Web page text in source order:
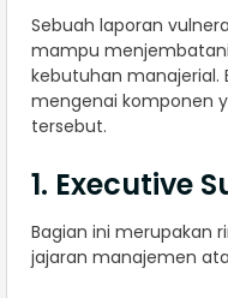
Sebuah laporan
mampu
kebutuhan manajerial.
mengenai komponen
tersebut.
1. Executive
Bagian ini merupakan
jajaran manajemen